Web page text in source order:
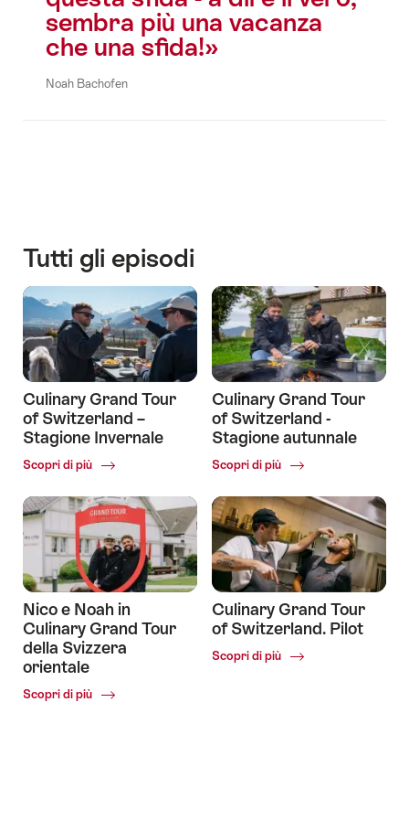
sembra più una vacanza
che una sfida!
Noah Bachofen
Tutti gli episodi
Culinary Grand Tour
of Switzerland –
Stagione Invernale
Scopri di più
Common.Of
Grand
Tour
Switzerland
Stagione
Invernale
Culinary Grand Tour
of Switzerland -
Stagione autunnale
Scopri di più
Common.Of
Grand
Tour
of
Switzerland
-
Stagione
autunnale
Nico e Noah in
Culinary Grand Tour
della Svizzera
orientale
Scopri di più
Common.Of
Culinary Grand Tour
of Switzerland. Pilot
Scopri di più
Common.Of